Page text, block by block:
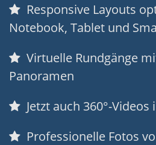
Responsive Layouts
Notebook, Tablet und
Virtuelle Rundgänge
Panoramen
Jetzt auch 360°-Videos
Professionelle Fotos